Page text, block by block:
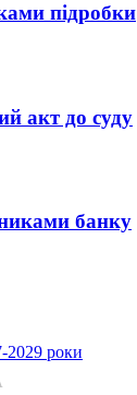
підробки
акт до суду
банку
2029 роки